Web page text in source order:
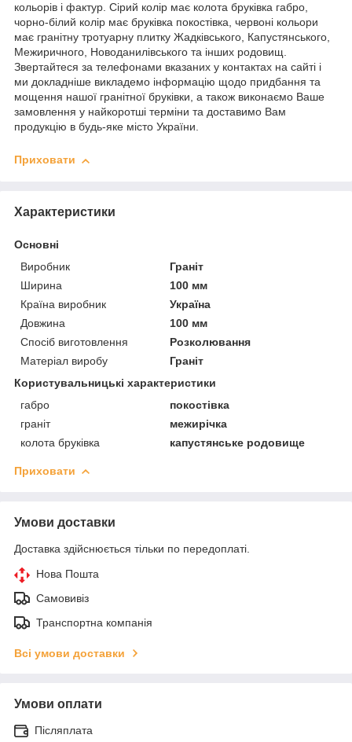
кольорів і фактур. Сірий колір має колота бруківка габро,
чорно-білий колір має бруківка покостівка, червоні кольори
має гранітну тротуарну плитку Жадківського, Капустянського,
Межиричного, Новоданилівського та інших родовищ.
Звертайтеся за телефонами вказаних у контактах на сайті і
ми докладніше викладемо інформацію щодо придбання та
мощення нашої гранітної бруківки, а також виконаємо Ваше
замовлення у найкоротші терміни та доставимо Вам
продукцію в будь-яке місто України.
Приховати
Характеристики
Основні
Виробник
Граніт
Ширина
100 мм
Країна виробник
Україна
Довжина
100 мм
Спосіб виготовлення
Розколювання
Матеріал виробу
Граніт
Користувальницькі характеристики
габро
покостівка
граніт
межирічка
колота бруківка
капустянське родовище
Приховати
Умови доставки
Доставка здійснюється тільки по передоплаті.
Нова Пошта
Самовивіз
Транспортна компанія
Всі умови доставки
Умови оплати
Післяплата